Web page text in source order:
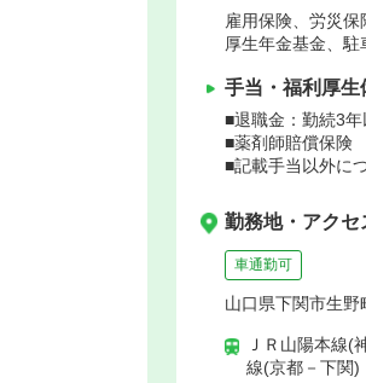
雇用保険、労災
厚生年金基金、駐
手当・福利厚生
■退職金：勤続3年
■薬剤師賠償保険
■記載手当以外に
勤務地・アクセ
車通勤可
山口県下関市生
ＪＲ山陽本線(
線(京都－下関)